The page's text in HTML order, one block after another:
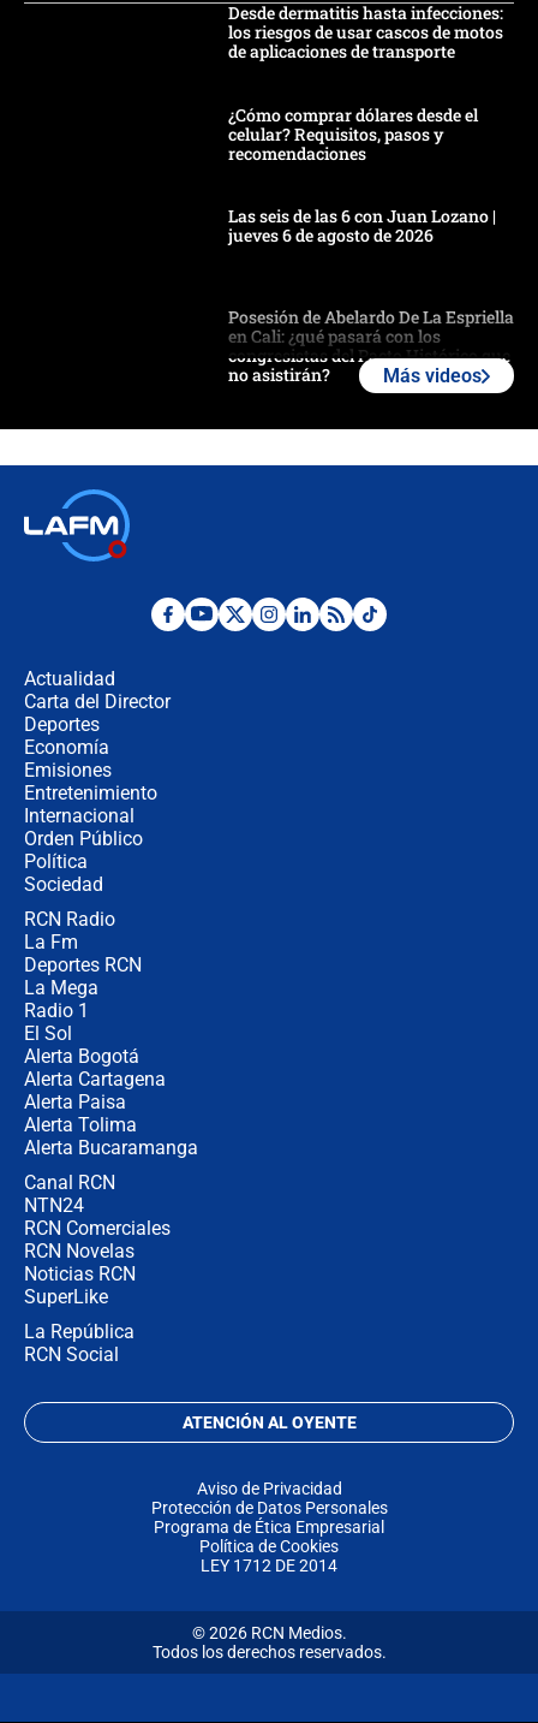
Desde dermatitis hasta infecciones:
los riesgos de usar cascos de motos
de aplicaciones de transporte
¿Cómo comprar dólares desde el
celular? Requisitos, pasos y
recomendaciones
Las seis de las 6 con Juan Lozano |
jueves 6 de agosto de 2026
Posesión de Abelardo De La Espriella
en Cali: ¿qué pasará con los
congresistas del Pacto Histórico que
no asistirán?
¿Por qué De la Espriella gobernará
Más videos
Actualidad
Carta del Director
Deportes
Economía
Emisiones
Entretenimiento
Internacional
Orden Público
Política
Sociedad
RCN Radio
La Fm
Deportes RCN
La Mega
Radio 1
El Sol
Alerta Bogotá
Alerta Cartagena
Alerta Paisa
Alerta Tolima
Alerta Bucaramanga
Canal RCN
NTN24
RCN Comerciales
RCN Novelas
Noticias RCN
SuperLike
La República
RCN Social
ATENCIÓN AL OYENTE
Aviso de Privacidad
Protección de Datos Personales
Programa de Ética Empresarial
Política de Cookies
LEY 1712 DE 2014
© 2026 RCN Medios.
Todos los derechos reservados.